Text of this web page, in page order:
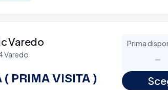
Varedo
Varedo
PRIMA VISITA )
Prima
-